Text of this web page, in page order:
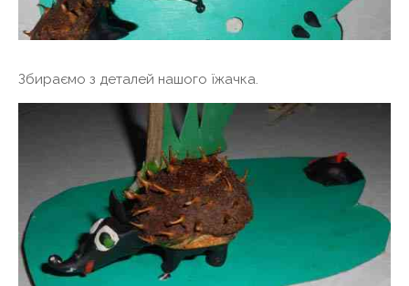
Збираємо з деталей нашого їжачка.